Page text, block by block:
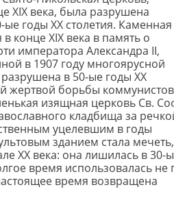
XIX века, была разрушена
годы XX столетия. Каменная
конце XIX века в память о
императора Александра II,
в 1907 году многоярусной
в 50-ые годы XX
жертвой борьбы
изящная церковь Св.
кладбища за
уцелевшим в годы
зданием стала мечеть,
XX века: она лишилась в 30-
время использовалась не
время возвращена